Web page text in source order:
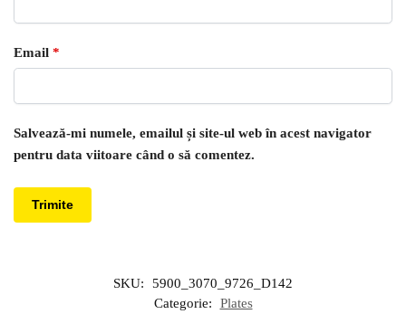
Email *
Salvează-mi numele, emailul și site-ul web în acest navigator
pentru data viitoare când o să comentez.
SKU:
5900_3070_9726_D142
Categorie:
Plates